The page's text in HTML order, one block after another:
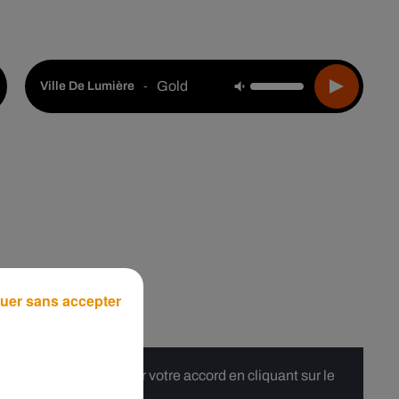
Ville De Lumière - Gold
de nous donner votre accord en cliquant sur le
sans accepter